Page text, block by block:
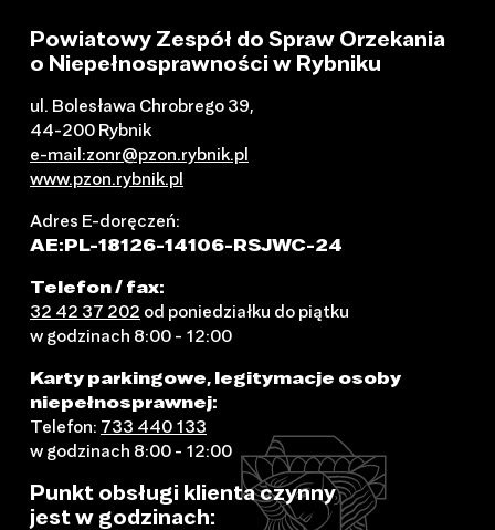
Powiatowy Zespół do Spraw Orzekania
o Niepełnosprawności w Rybniku
ul. Bolesława Chrobrego 39,
44-200 Rybnik
e-mail:zonr@pzon.rybnik.pl
www.pzon.rybnik.pl
Adres E-doręczeń:
AE:PL-18126-14106-RSJWC-24
Telefon / fax:
32 42 37 202 od poniedziałku do piątku
w godzinach 8:00 - 12:00
Karty parkingowe, legitymacje osoby
niepełnosprawnej:
Telefon: 733 440 133
w godzinach 8:00 - 12:00
Punkt obsługi klienta czynny
jest w godzinach: